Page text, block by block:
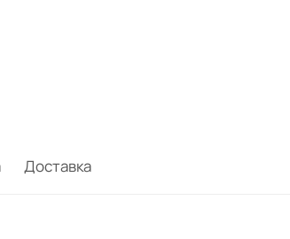
Доставка